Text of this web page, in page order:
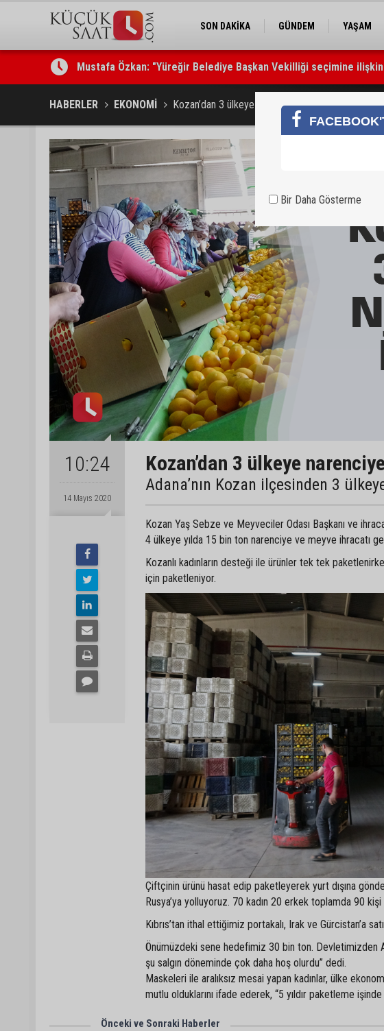
SON DAKİKA GÜNDEM YAŞAM
Mustafa Özkan: "Yüreğir Belediye Başkan Vekilliği seçimine
Güngör Geçer, hayvan hakları temsilcileriyle bir araya geldi
HABERLER EKONOMİ Kozan’dan 3 ülkeye narenciye ihracatı
10:24
14 Mayıs 2020
Kozan’dan 3 ülkeye
Adana’nın Kozan ilçesinden 3
Kozan Yaş Sebze ve Meyveciler Odası Başkanı ve
4 ülkeye yılda 15 bin ton narenciye ve meyve ihracatı
Kozanlı kadınların desteği ile ürünler tek tek
için paketleniyor.
Çiftçinin ürünü hasat edip paketleyerek yurt dışına
Rusya’ya yolluyoruz. 70 kadın 20 erkek toplamda 90
Kıbrıs’tan ithal ettiğimiz portakalı, Irak ve Gürcistan’a
Önümüzdeki sene hedefimiz 30 bin ton. Devletimizden
şu salgın döneminde çok daha hoş olurdu” dedi.
Maskeleri ile aralıksız mesai yapan kadınlar, ülke
mutlu olduklarını ifade ederek, “5 yıldır paketleme
Önceki ve Sonraki Haberler
Bir Daha Gösterme